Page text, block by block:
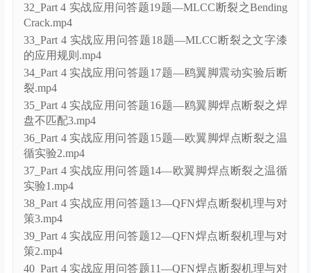
32_Part 4 实战应用问答题19题—MLCC断裂之Bending
Crack.mp4
33_Part 4 实战应用问答题18题—MLCC断裂之文字漆
的应用规则.mp4
34_Part 4 实战应用问答题17题—鸥翼脚震动实验后断
裂.mp4
35_Part 4 实战应用问答题16题—鸥翼脚焊点断裂之焊
盘不匹配3.mp4
36_Part 4 实战应用问答题15题—欧翼脚焊点断裂之温
循实验2.mp4
37_Part 4 实战应用问答题14—欧翼脚焊点断裂之温循
实验1.mp4
38_Part 4 实战应用问答题13—QFN焊点断裂机理与对
策3.mp4
39_Part 4 实战应用问答题12—QFN焊点断裂机理与对
策2.mp4
40_Part 4 实战应用问答题11—QFN焊点断裂机理与对